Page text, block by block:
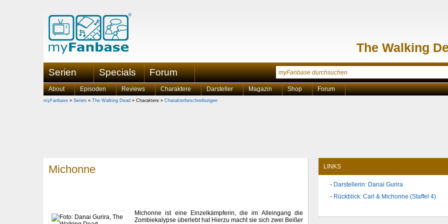
The Walking
Serien Specials Forum
About Episoden Reviews Charaktere Darsteller Magazin Shop Forum
myFanbase » Serien » The Walking Dead » Charaktere » Charakterbeschreibungen
Michonne
Michonne ist eine Einzelkämpferin, die im Alleingang die
Zombiekalypse überlebt hat Hierzu macht sie sich zwei Beißer
LINKS
Darstellerin: Danai Gurira
Rückblick: Carl & Michonne (Staffel 4)